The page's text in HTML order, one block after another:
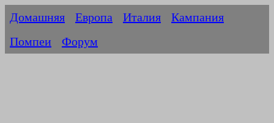
Домашняя Европа Италия
Кампания
Помпеи
Форум